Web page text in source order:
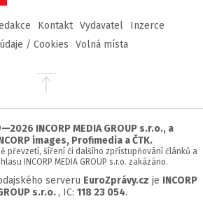
Kontakt Vydavatel
Inzerce
/ Cookies
Volná místa
Přejít
stránky
INCORP MEDIA GROUP s.r.o., a
images, Profimedia a ČTK.
převzetí, šíření či dalšího zpřístupňování článků a
INCORP MEDIA GROUP s.r.o. zakázáno.
serveru EuroZprávy.cz je INCORP
s.r.o. , IC: 118 23 054.